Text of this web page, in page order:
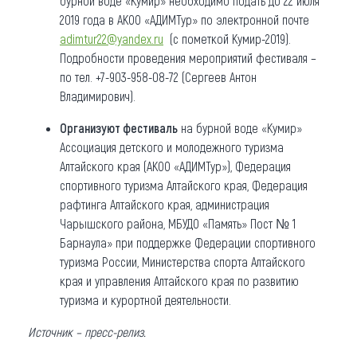
2019 года в АКОО «АДИМТур» по электронной почте
adimtur22@yandex.ru (с пометкой Кумир-2019).
Подробности проведения мероприятий фестиваля –
по тел. +7-903-958-08-72 (Сергеев Антон
Владимирович).
Организуют фестиваль на бурной воде «Кумир»
Ассоциация детского и молодежного туризма
Алтайского края (АКОО «АДИМТур»), Федерация
спортивного туризма Алтайского края, Федерация
рафтинга Алтайского края, администрация
Чарышского района, МБУДО «Память» Пост № 1
Барнаула» при поддержке Федерации спортивного
туризма России, Министерства спорта Алтайского
края и управления Алтайского края по развитию
туризма и курортной деятельности.
Источник – пресс-релиз.